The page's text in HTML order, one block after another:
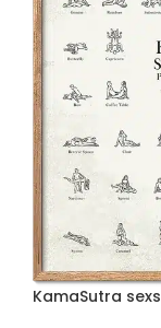
KamaSutra